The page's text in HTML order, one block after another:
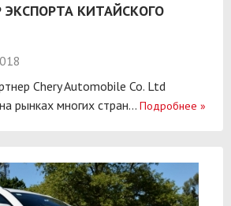
ЭКСПОРТА КИТАЙСКОГО
Chery Automobile Co. Ltd
рынках многих стран... Подробнее »